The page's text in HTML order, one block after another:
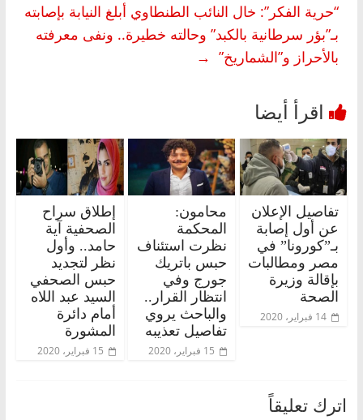
“حرية الفكر”: خال النائب الطنطاوي أبلغ النيابة بإصابته
بـ”بؤر سرطانية بالكبد” وحالته خطيرة.. ونفى معرفته
بالأحراز و”الشماريخ” →
تفاصيل الإعلان
عن أول إصابة
بـ”كورونا” في
مصر ومطالبات
بإقالة وزيرة
الصحة
14 فبراير، 2020
محامون:
المحكمة
نظرت استئناف
حبس باتريك
جورج وفي
انتظار القرار..
والباحث يروي
تفاصيل تعذيبه
15 فبراير، 2020
إطلاق سراح
الصحفية آية
حامد.. وأول
نظر لتجديد
حبس الصحفي
السيد عبد اللاه
أمام دائرة
المشورة
15 فبراير، 2020
اترك تعليقاً